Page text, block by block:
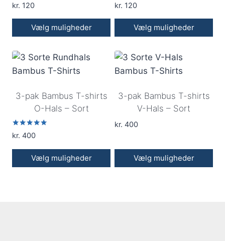
kr. 120
Vælg muligheder
vare
har
varianter.
Mulighederne
kan
vælges
på
varesiden
kr. 120
Vælg muligheder
vare
har
varianter.
Mulighederne
kan
på
varesiden
3-pak Bambus T-shirts
O-Hals – Sort
Vurderet
5.00
ud af 5
kr. 400
Vælg muligheder
3-pak Bambus T-shirts
V-Hals – Sort
kr. 400
Vælg muligheder